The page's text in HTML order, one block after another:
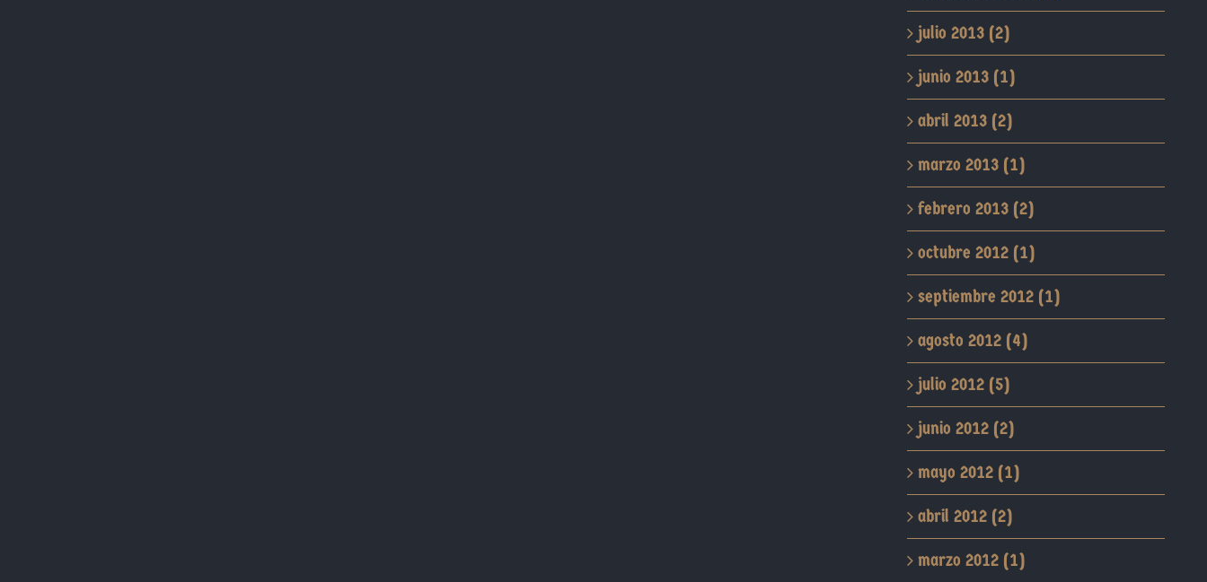
julio 2013 (2)
junio 2013 (1)
abril 2013 (2)
marzo 2013 (1)
febrero 2013 (2)
octubre 2012 (1)
septiembre 2012 (1)
agosto 2012 (4)
julio 2012 (5)
junio 2012 (2)
mayo 2012 (1)
abril 2012 (2)
marzo 2012 (1)